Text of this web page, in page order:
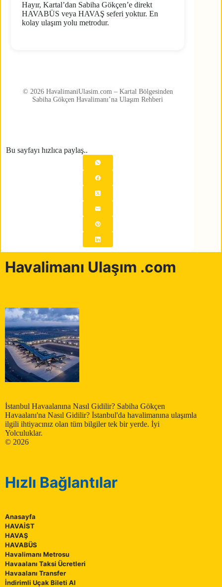
Hayır, Kartal’dan Sabiha Gökçen’e direkt
HAVABÜS veya HAVAŞ seferi yoktur. En
kolay ulaşım yolu metrodur.
© 2026 HavalimaniUlasim.com – Kartal Bölgesinden
Sabiha Gökçen Havalimanı’na Ulaşım Rehberi
Bu sayfayı hızlıca paylaş..
Havalimanı Ulaşım .com
İstanbul Havaalanına Nasıl Gidilir? Sabiha Gökçen
Havaalanı'na Nasıl Gidilir? İstanbul'da havalimanına ulaşımla
ilgili ihtiyacınız olan tüm bilgiler tek bir yerde. İyi
Yolculuklar.
© 2026
Hızlı Bağlantılar
Anasayfa
HAVAİST
HAVAŞ
HAVABÜS
Havalimanı Metrosu
Havaalanı Taksi Ücretleri
Havaalanı Transfer
İndirimli Uçak Bileti Al